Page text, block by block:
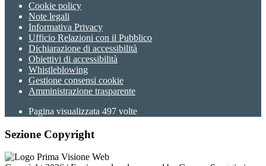
Cookie policy
Note legali
Informativa Privacy
Ufficio Relazioni con il Pubblico
Dichiarazione di accessibilità
Obiettivi di accessibilità
Whistleblowing
Gestione consensi cookie
Amministrazione trasparente
Pagina visualizzata 497 volte
Sezione Copyright